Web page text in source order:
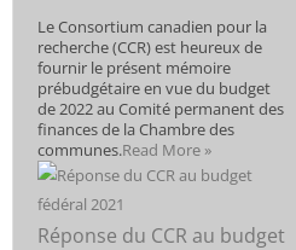
Le Consortium canadien pour la
recherche (CCR) est heureux de
fournir le présent mémoire
prébudgétaire en vue du budget
de 2022 au Comité permanent des
finances de la Chambre des
communes.Read More »
Réponse du CCR au budget